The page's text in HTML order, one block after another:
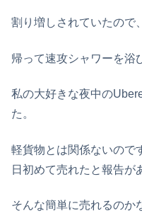
割り増しされていたので
帰って速攻シャワーを浴
私の大好きな夜中の
た。
軽貨物とは関係ないので
日初めて売れたと報告が
そんな簡単に売れるのか